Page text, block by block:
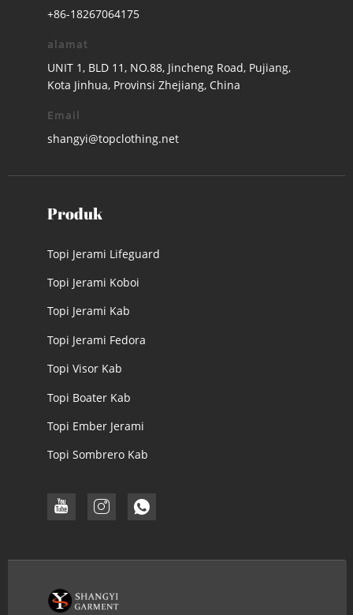
+86-18267064175
alamat
UNIT 1, BLD 11, NO.88, Jincheng Road, Pujiang,
Kota Jinhua, Provinsi Zhejiang, China
Email
shangyi@topclothing.net
Produk
Topi Jerami Lifeguard
Topi Jerami Koboi
Topi Jerami Kab
Topi Jerami Fedora
Topi Visor Kab
Topi Boater Kab
Topi Ember Jerami
Topi Sombrero Kab